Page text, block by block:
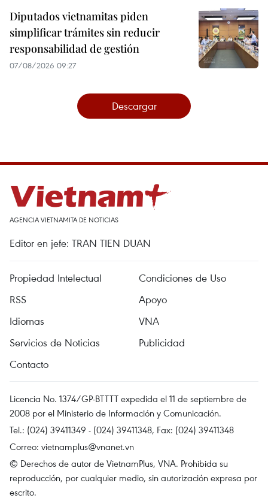
Diputados vietnamitas piden
simplificar trámites sin reducir
responsabilidad de gestión
07/08/2026 09:27
Descargar
AGENCIA VIETNAMITA DE NOTICIAS
Editor en jefe: TRAN TIEN DUAN
Propiedad Intelectual
Condiciones de Uso
RSS
Apoyo
Idiomas
VNA
Servicios de Noticias
Publicidad
Contacto
Licencia No. 1374/GP-BTTTT expedida el 11 de septiembre de
2008 por el Ministerio de Información y Comunicación.
Tel.: (024) 39411349 - (024) 39411348, Fax: (024) 39411348
Correo: vietnamplus@vnanet.vn
© Derechos de autor de VietnamPlus, VNA. Prohibida su
reproducción, por cualquier medio, sin autorización expresa por
escrito.